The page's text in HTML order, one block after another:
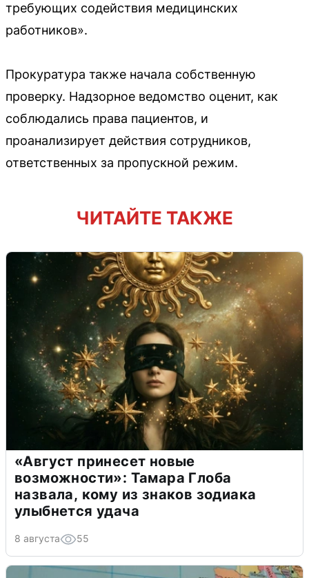
требующих содействия медицинских
работников».
Прокуратура также начала собственную
проверку. Надзорное ведомство оценит, как
соблюдались права пациентов, и
проанализирует действия сотрудников,
ответственных за пропускной режим.
ЧИТАЙТЕ ТАКЖЕ
«Август принесет новые
возможности»: Тамара Глоба
назвала, кому из знаков зодиака
улыбнется удача
8 августа 55